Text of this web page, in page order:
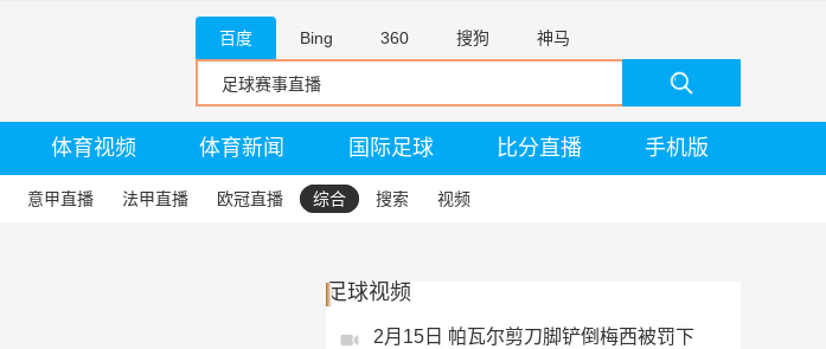
百度 Bing 360 搜狗 神马
体育视频 体育新闻 国际足球 比分直播 手机版
意甲直播 法甲直播 欧冠直播 综合 搜索 视频
足球视频
2月15日 帕瓦尔剪刀脚铲倒梅西被罚下